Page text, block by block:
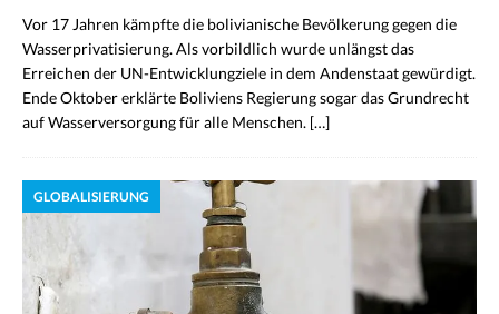
Vor 17 Jahren kämpfte die bolivianische Bevölkerung gegen die
Wasserprivatisierung. Als vorbildlich wurde unlängst das
Erreichen der UN-Entwicklungziele in dem Andenstaat gewürdigt.
Ende Oktober erklärte Boliviens Regierung sogar das Grundrecht
auf Wasserversorgung für alle Menschen. […]
GLOBALISIERUNG